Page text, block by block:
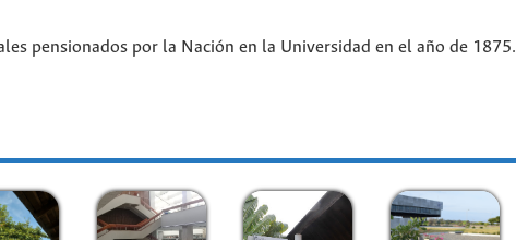
pensionados por la Nación en la Universidad en el año de 1875.